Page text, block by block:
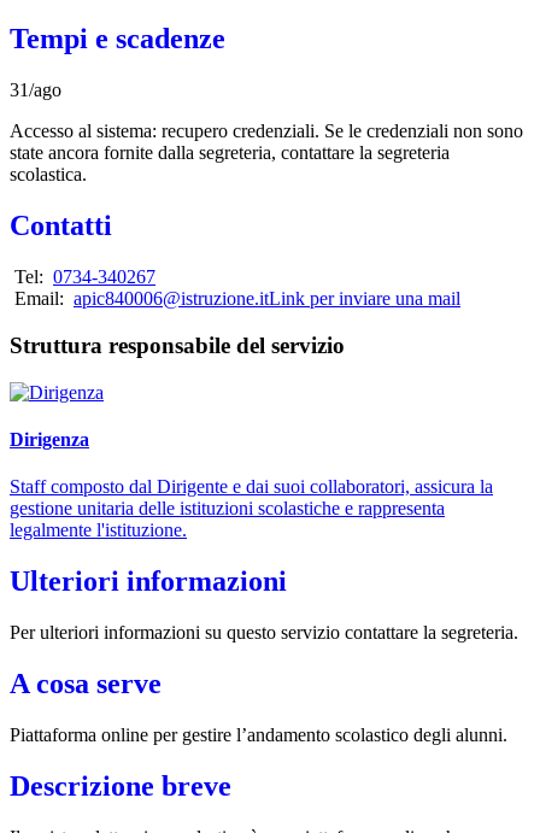
Tempi e scadenze
31/ago
Accesso al sistema: recupero credenziali. Se le credenziali non sono
state ancora fornite dalla segreteria, contattare la segreteria
scolastica.
Contatti
Tel: 0734-340267
Email: apic840006@istruzione.itLink per inviare una mail
Struttura responsabile del servizio
Dirigenza
Staff composto dal Dirigente e dai suoi collaboratori, assicura la
gestione unitaria delle istituzioni scolastiche e rappresenta
legalmente l'istituzione.
Ulteriori informazioni
Per ulteriori informazioni su questo servizio contattare la segreteria.
A cosa serve
Piattaforma online per gestire l’andamento scolastico degli alunni.
Descrizione breve